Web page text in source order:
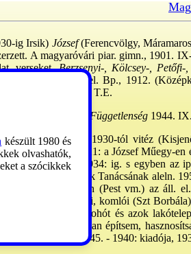
ig Irsik) József(Ferencvölgy,
A magyaróvári piar. gimn., 1901.
verseket,Berzsenyi-, Kölcsey-, Petőfi-,
és Vajda Györggyel. Bp., 1912.
szerk-je. T.E.
Függetlenség 1944.
ig Irsik)László
, 1930-tól vitéz
szerelt le. 1921: a József Műegy-
Iparisk. tanára, 1934: ig. s egyben az
a Főv. Közmunkák Tanácsának aleln.
és Albertiben (Pest vm.) az áll.
rákoshegyi, isaszegi, komlói (Szt
és alumíniumkohót és azok
az én váram.
Hogyan építsem,
Uo., 1945. - 1940: kiadója,
készült 1980 és
olvashatók,
a szócikkek